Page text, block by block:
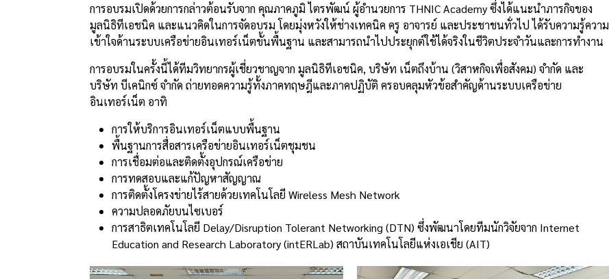
การอบรมเปิดด้วยการกล่าวต้อนรับจาก คุณภาคภูมิ ไตรพัฒน์ ผู้อำนวยการ THNIC Academy ซึ่งได้แนะนำภารกิจของ
มูลนิธิทีเอชนิค และแนวคิดในการจัดอบรม โดยมุ่งหวังให้ช่างเทคนิค ครู อาจารย์ และประชาชนทั่วไป ได้รับความรู้ความ
เข้าใจด้านระบบเครือข่ายอินเทอร์เน็ตขั้นพื้นฐาน และสามารถนำไปประยุกต์ใช้ได้จริงในชีวิตประจำวันและการทำงาน
การอบรมในครั้งนี้ได้ทีมวิทยากรผู้เชี่ยวชาญจาก มูลนิธิทีเอชนิค, บริษัท เน็ตถึงบ้าน (วิสาหกิจเพื่อสังคม) จำกัด และ
บริษัท บีเคนิกซ์ จำกัด ถ่ายทอดความรู้ทั้งภาคทฤษฎีและภาคปฏิบัติ ครอบคลุมหัวข้อสำคัญด้านระบบเครือข่าย
อินเทอร์เน็ต อาทิ
การให้บริการอินเทอร์เน็ตแบบพื้นฐาน
พื้นฐานการสื่อสารเครือข่ายอินเทอร์เน็ตชุมชน
การเชื่อมต่อและติดตั้งอุปกรณ์เครือข่าย
การทดสอบและแก้ปัญหาสัญญาณ
การติดตั้งโครงข่ายไร้สายด้วยเทคโนโลยี Wireless Mesh Network
ความปลอดภัยบนไซเบอร์
การสาธิตเทคโนโลยี Delay/Disruption Tolerant Networking (DTN) ซึ่งพัฒนาโดยทีมนักวิจัยจาก Internet
Education and Research Laboratory (intERLab) สถาบันเทคโนโลยีแห่งเอเชีย (AIT)